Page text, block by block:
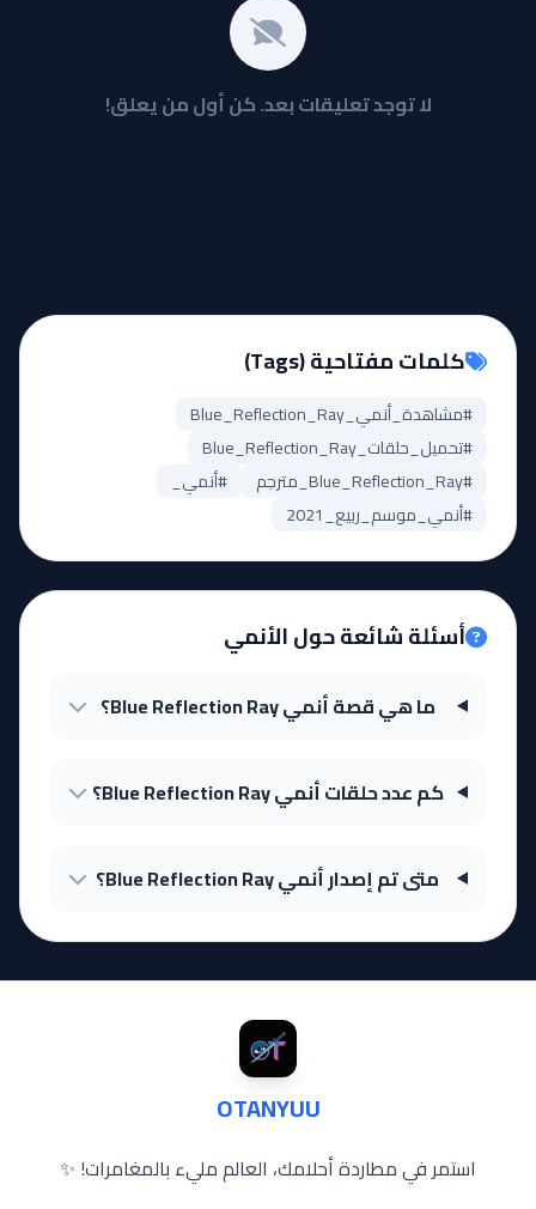
لا توجد تعليقات بعد. كن أول من يعلق!
كلمات مفتاحية (Tags)
#مشاهدة_أنمي_Blue_Reflection_Ray
#تحميل_حلقات_Blue_Reflection_Ray
#Blue_Reflection_Ray_مترجم
#أنمي_
#أنمي_موسم_ربيع_2021
أسئلة شائعة حول الأنمي
ما هي قصة أنمي Blue Reflection Ray؟
كم عدد حلقات أنمي Blue Reflection Ray؟
متى تم إصدار أنمي Blue Reflection Ray؟
OTANYUU
استمر في مطاردة أحلامك، العالم مليء بالمغامرات! ✨